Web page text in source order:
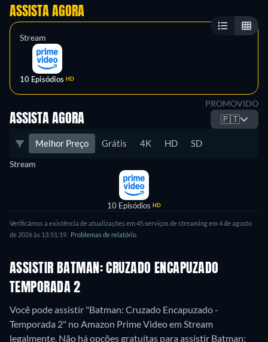
ASSISTA AGORA
Stream
10 Episódios HD
PROMOVIDO
ASSISTA AGORA 🇵🇹
Melhor Preço Grátis 4K HD SD
Stream
10 Episódios HD
Verificámos a existência de atualizações em 45 serviços de streaming em 4 de agosto
de 2026 às 13:51:19.
Problemas de relatório
ASSISTIR BATMAN: CRUZADO ENCAPUZADO
TEMPORADA 2
Você pode assistir "Batman: Cruzado Encapuzado -
Temporada 2" no Amazon Prime Video em Stream
legalmente. Não há opções gratuitas para assistir Batman: